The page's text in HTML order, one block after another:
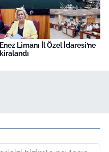
Enez Limanı İl Özel İdaresi’ne
kiralandı